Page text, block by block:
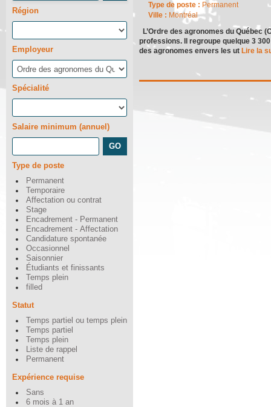
Région
Employeur
Spécialité
Salaire minimum (annuel)
Type de poste
Permanent
Temporaire
Affectation ou contrat
Stage
Encadrement - Permanent
Encadrement - Affectation
Candidature spontanée
Occasionnel
Saisonnier
Étudiants et finissants
Temps plein
filled
Statut
Temps partiel ou temps plein
Temps partiel
Temps plein
Liste de rappel
Permanent
Expérience requise
Sans
6 mois à 1 an
Type de poste : Permanent
Ville : Montréal
L’Ordre des agronomes du Québec
professions. Il regroupe quelque 3
des agronomes envers les ut Lire la